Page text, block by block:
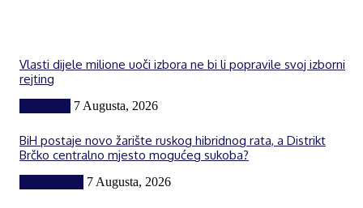
Vlasti dijele milione uoči izbora ne bi li popravile svoj izborni
rejting
7 Augusta, 2026
BiH postaje novo žarište ruskog hibridnog rata, a Distrikt
Brčko centralno mjesto mogućeg sukoba?
7 Augusta, 2026